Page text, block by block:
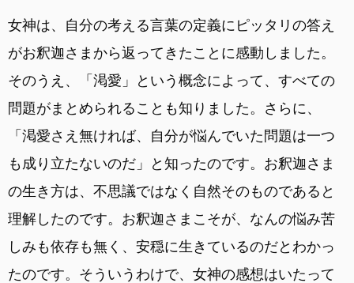
女神は、自分の考える言葉の定義にピッタリの答え
がお釈迦さまから返ってきたことに感動しました。
そのうえ、「渇愛」という概念によって、すべての
問題がまとめられることも知りました。さらに、
「渇愛さえ無ければ、自分が悩んでいた問題は一つ
も成り立たないのだ」と知ったのです。お釈迦さま
の生き方は、不思議ではなく自然そのものであると
理解したのです。お釈迦さまこそが、なんの悩み苦
しみも依存も無く、安穏に生きているのだとわかっ
たのです。そういうわけで、女神の感想はいたって